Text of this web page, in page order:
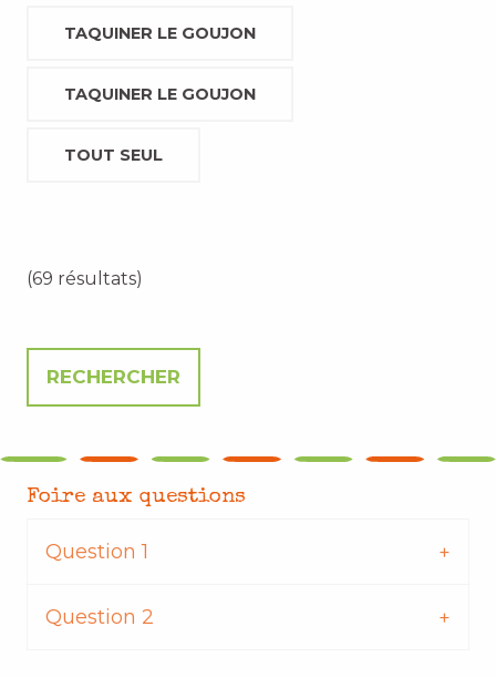
TAQUINER LE GOUJON
TAQUINER LE GOUJON
TOUT SEUL
(69 résultats)
Foire aux questions
Question 1
Question 2